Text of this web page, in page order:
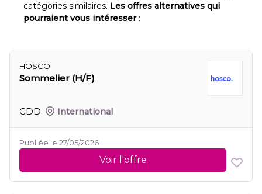
catégories similaires. Les offres alternatives qui
pourraient vous intéresser:
HOSCO
Sommelier (H/F)
CDD International
Publiée le 27/05/2026
Voir l'offre